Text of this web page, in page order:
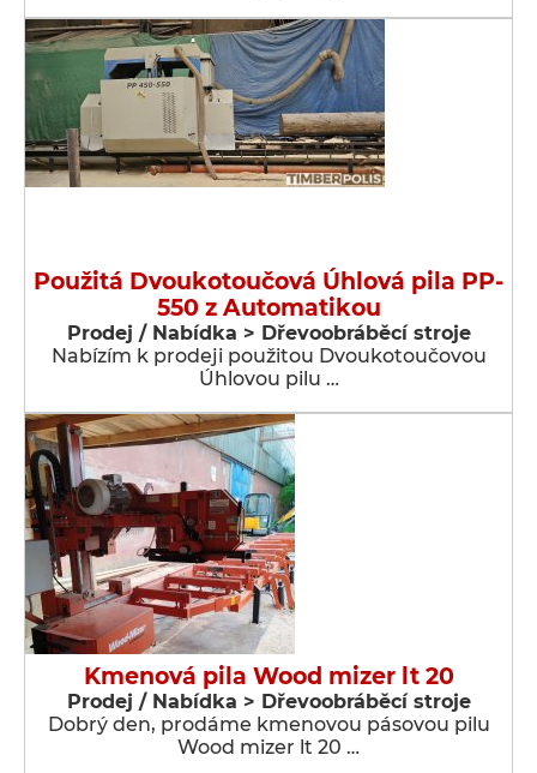
Použitá Dvoukotoučová Úhlová pila PP-
550 z Automatikou
Prodej / Nabídka > Dřevoobráběcí stroje
Nabízím k prodeji použitou Dvoukotoučovou
Úhlovou pilu …
Kmenová pila Wood mizer lt 20
Prodej / Nabídka > Dřevoobráběcí stroje
Dobrý den, prodáme kmenovou pásovou pilu
Wood mizer lt 20 …